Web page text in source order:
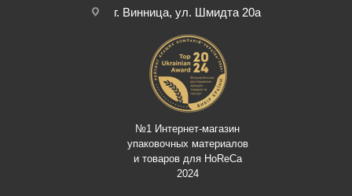
г. Винница, ул. Шмидта 20а
№1 Интернет-магазин
упаковочных материалов
и товаров для HoReCa
2024